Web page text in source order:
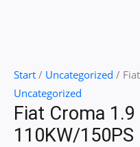
Start / Uncategorized /
Uncategorized
Fiat Croma 1.9
110KW/150PS